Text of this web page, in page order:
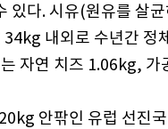
있다. 시유(원유를 살
34kg 내외로 수년간 정
자연 치즈 1.06kg,
안팎인 유럽 선진